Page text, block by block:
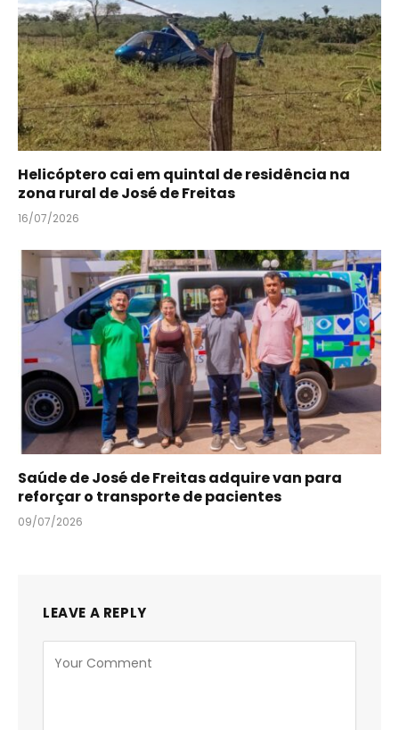
Helicóptero cai em quintal de residência na
zona rural de José de Freitas
16/07/2026
Saúde de José de Freitas adquire van para
reforçar o transporte de pacientes
09/07/2026
LEAVE A REPLY